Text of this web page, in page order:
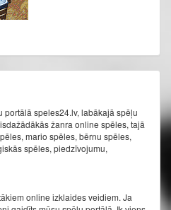
portālā speles24.lv, labākajā spēļu
žanra online spēles, tajā
mario spēles, bērnu spēles,
spēles, piedzīvojumu,
online izklaides veidiem. Ja